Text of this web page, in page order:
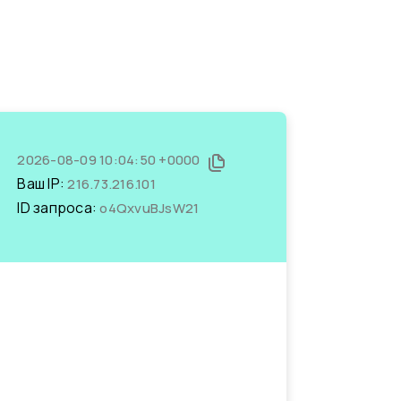
2026-08-09 10:04:50 +0000
Ваш IP:216.73.216.101
ID запроса:o4QxvuBJsW21